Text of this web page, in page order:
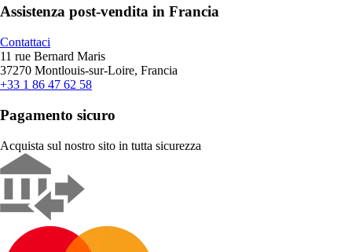
Assistenza post-vendita in Francia
Contattaci
11 rue Bernard Maris
37270 Montlouis-sur-Loire, Francia
+33 1 86 47 62 58
Pagamento sicuro
Acquista sul nostro sito in tutta sicurezza